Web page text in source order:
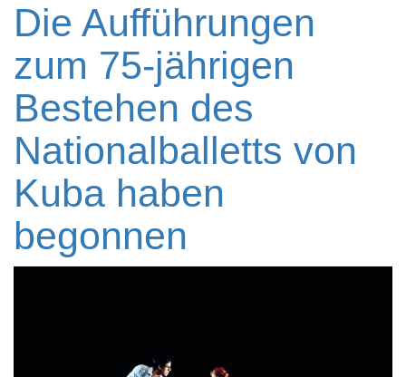
Die Aufführungen
zum 75-jährigen
Bestehen des
Nationalballetts von
Kuba haben
begonnen